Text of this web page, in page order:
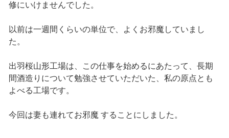
修にいけませんでした。
以前は一週間くらいの単位で、よくお邪魔していまし
た。
出羽桜山形工場は、この仕事を始めるにあたって、長期
間酒造りについて勉強させていただいた、私の原点とも
よべる工場です。
今回は妻も連れてお邪魔 することにしました。